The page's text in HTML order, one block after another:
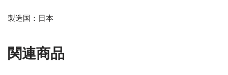
製造国：日本
関連商品